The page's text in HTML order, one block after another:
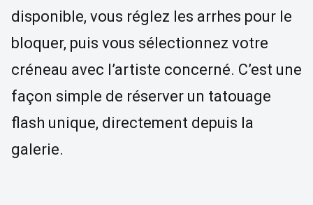
disponible, vous réglez les arrhes pour le
bloquer, puis vous sélectionnez votre
créneau avec l’artiste concerné. C’est une
façon simple de réserver un tatouage
flash unique, directement depuis la
galerie.